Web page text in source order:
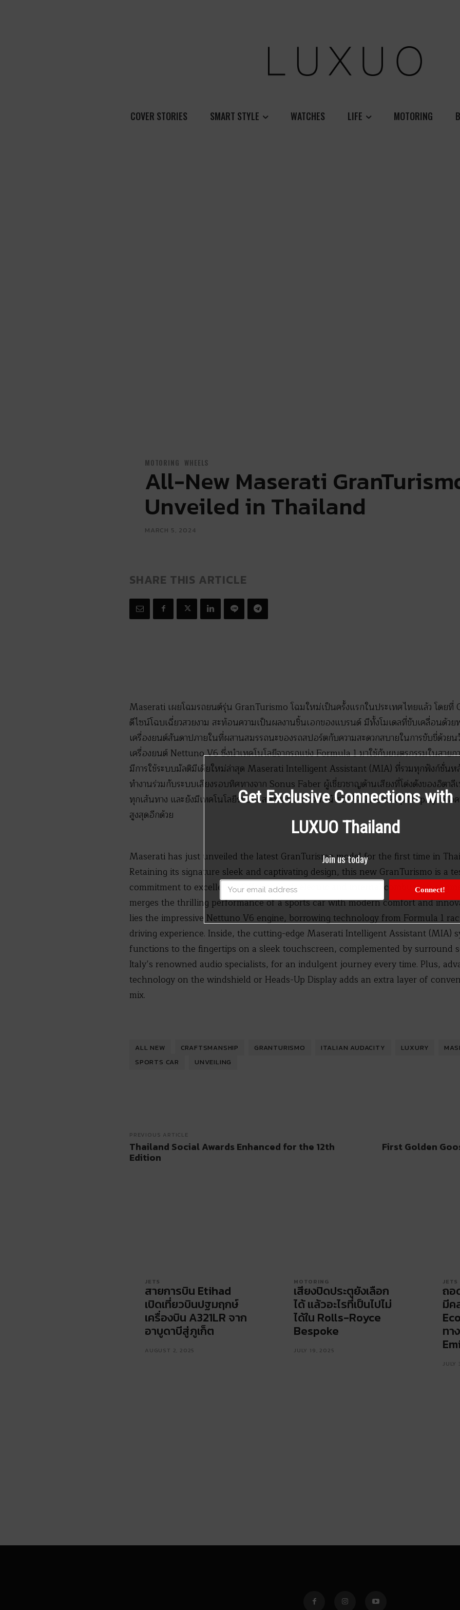
COVER STORIES SMART STYLE WATCHES LIFE MOTORING
MOTORING WHEELS
All-New Maserati
Unveiled in Thailand
MARCH 5, 2024
SHARE THIS ARTICLE
Maserati เผยโฉมรถยนต์รุ่น GranTurismo โฉมใหม่เป็นครั้งแรกในประเทศไทยแล้ว โดย
ดีไซน์โฉบเฉี่ยวสวยงาม สะท้อนความเป็นผลงานชิ้นเอกของแบรนด์ มีทั้งโมเดลที่ขับเคลื่อนด้ว
เครื่องยนต์สันดาปภายในที่ผสานสมรรถนะของรถสปอร์ตกับความสะดวกสบายในการขับขี่ด้ว
เครื่องยนต์ Nettuno V6 ซึ่งนำเทคโนโลยีจากรถแข่ง Formula 1 มาใช้กับยนตรกรรมในสาย
มีการใช้ระบบมัลติมีเดียใหม่ล่าสุด Maserati Intelligent Assistant (MIA) ที่รวมทุกฟังก์ชั่น
ทำงานร่วมกับระบบเสียงรอบทิศทางจาก Sonus Faber ผู้เชี่ยวชาญด้านเสียงที่โด่งดังของอิตา
ทุกเส้นทาง และยังมีเทคโนโลยีระบบแสดงผลบนกระจกหน้ารถหรือ Heads-Up Display เพื่อ
สูงสุดอีกด้วย
Maserati has just unveiled the latest GranTurismo model for the first time in
Retaining its signature sleek and captivating design, this new GranTurismo is a
commitment to excellence. Offering both electric and internal combustion
merges the thrilling performance of a sports car with modern comfort and
lies the impressive Nettuno V6 engine, borrowing technology from Formula 1
driving experience. Inside, the cutting-edge Maserati Intelligent Assistant (MIA)
functions to the fingertips on a sleek touchscreen, complemented by surround
Italy’s renowned audio specialists, for an indulgent journey every time. Plus,
technology on the windshield or Heads-Up Display adds an extra layer of
mix.
ALL NEW CRAFTSMANSHIP GRANTURISMO ITALIAN AUDACITY LUXURY
SPORTS CAR
UNVEILING
PREVIOUS ARTICLE
Thailand Social Awards Enhanced for the 12th
Edition
First Golden
JETS
สายการบิน Etihad
เปิดเที่ยวบินปฐมฤกษ์
เครื่องบิน A321LR จาก
อาบูดาบีสู่ภูเก็ต
AUGUST 2, 2025
MOTORING
เสียงปิดประตูยังเลือก
ได้ แล้วอะไรที่เป็นไปไม่
ได้ใน Rolls-Royce
Bespoke
JULY 19, 2025
JETS
ถอ
มีค
ทา
JULY
Get Exclusive Connections with
LUXUO Thailand
Join us today
Connect!